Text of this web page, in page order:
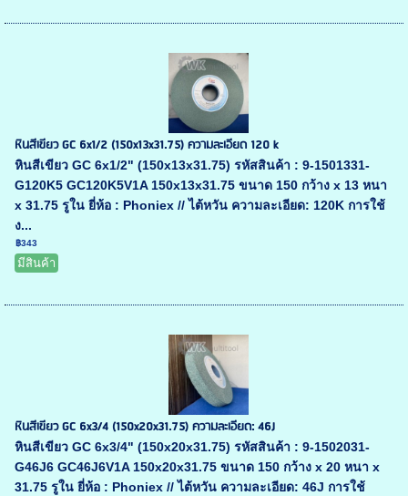
หินสีเขียว GC 6x1/2 (150x13x31.75) ความละเอียด 120 k
หินสีเขียว GC 6x1/2" (150x13x31.75) รหัสสินค้า : 9-1501331-
G120K5 GC120K5V1A 150x13x31.75 ขนาด 150 กว้าง x 13 หนา
x 31.75 รูใน ยี่ห้อ : Phoniex // ไต้หวัน ความละเอียด: 120K การใช้
ง...
฿343
มีสินค้า
หินสีเขียว GC 6x3/4 (150x20x31.75) ความละเอียด: 46J
หินสีเขียว GC 6x3/4" (150x20x31.75) รหัสสินค้า : 9-1502031-
G46J6 GC46J6V1A 150x20x31.75 ขนาด 150 กว้าง x 20 หนา x
31.75 รูใน ยี่ห้อ : Phoniex // ไต้หวัน ความละเอียด: 46J การใช้